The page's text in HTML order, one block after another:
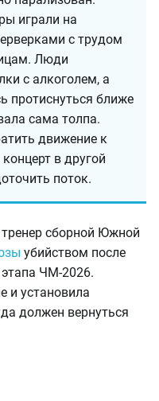
играли на
с трудом
Люди
с алкоголем, а
протиснуться ближе
сама толпа.
движение к
в другой
поток.
сборной Южной
убийством после
ЧМ-2026.
и установила
должен вернуться